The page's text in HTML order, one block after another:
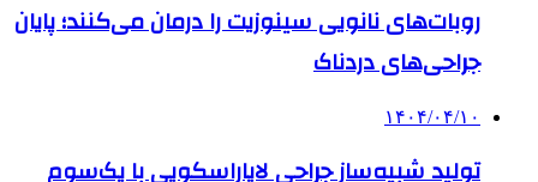
روبات‌های نانویی سینوزیت را درمان می‌کنند؛ پایان
جراحی‌های دردناک
۱۴۰۴/۰۴/۱۰
تولید شبیه‌ساز جراحی لاپاراسکوپی با یک‌سوم